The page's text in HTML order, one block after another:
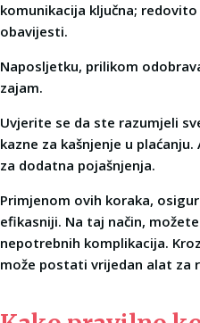
komunikacija ključna;
obavijesti.
Naposljetku, prilikom
zajam.
Uvjerite se da ste razumjeli
kazne za kašnjenje u
za dodatna pojašnjenja.
Primjenom ovih koraka,
efikasniji. Na taj način,
nepotrebnih komplikacija.
može postati vrijedan alat za